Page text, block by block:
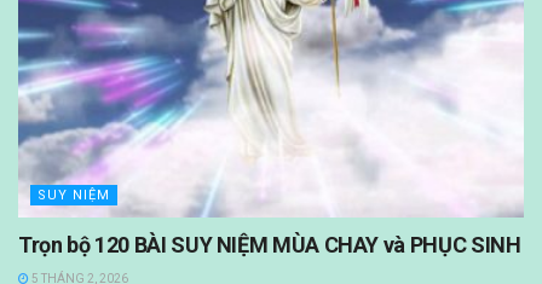
SUY NIỆM
Trọn bộ 120 BÀI SUY NIỆM MÙA CHAY và PHỤC SINH
5 THÁNG 2, 2026